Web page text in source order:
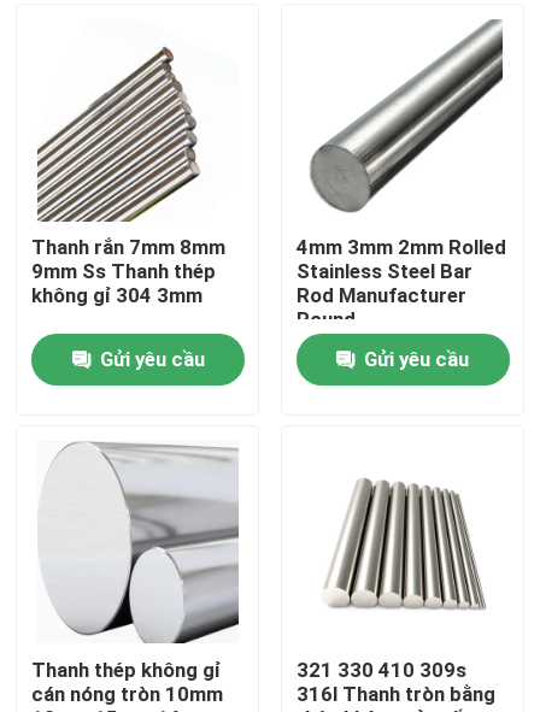
Về chúng tôi
Địa chỉ liên hệ
Sản phẩm
cuộn thép không gỉ
Ống vuông SS
Ống thép không gỉ liền mạch
Dải thép không gỉ
Thanh rắn 7mm 8mm
9mm Ss Thanh thép
không gỉ 304 3mm
Gửi yêu cầu
4mm 3mm 2mm Rolled
Stainless Steel Bar
Rod Manufacturer
Round
Gửi yêu cầu
Thanh thép không gỉ
cán nóng tròn 10mm
321 330 410 309s
316l Thanh tròn bằng